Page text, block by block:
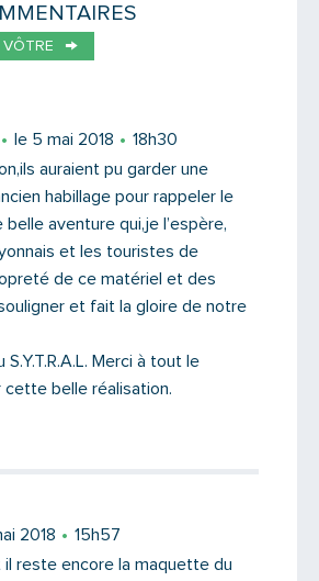
Message
Saisissez le code
le 5 mai 2018
18h30
auraient pu garder une
habillage pour rappeler le
aventure qui,je l’espère,
et les touristes de
de ce matériel et des
et fait la gloire de notre
S.Y.T.R.A.L. Merci à tout le
cette belle réalisation.
2018
15h57
il reste encore la maquette du